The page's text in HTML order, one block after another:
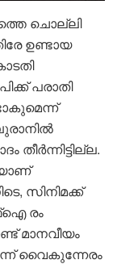
ചൊല്ലി
ഉണ്ടായ
പരാതി
തീര്‍ന്നിട്ടില്ല.
സിനിമക്ക്
രം​
മാനവീയം
വൈകുന്നേരം